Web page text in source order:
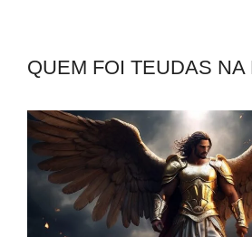
QUEM FOI TEUDAS NA